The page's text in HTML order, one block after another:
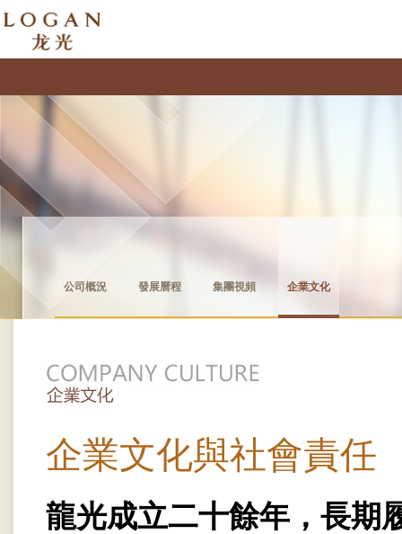
公司概況 發展曆程 集團視頻 企業文化
企業文化與社會責任
龍光成立二十餘年，長期